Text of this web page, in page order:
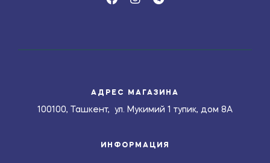
АДРЕС МАГАЗИНА
100100, Ташкент, ул. Мукимий 1 тупик, дом 8А
ИНФОРМАЦИЯ